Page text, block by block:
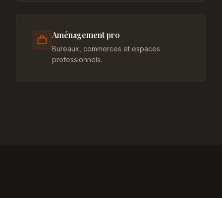
Aménagement pro
Bureaux, commerces et espaces
professionnels.